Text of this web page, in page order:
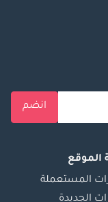
انضم
الموقع
المستعملة
الجديدة